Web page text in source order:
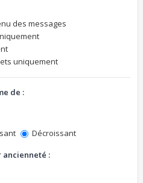
des messages
uniquement
de :
Décroissant
ancienneté :